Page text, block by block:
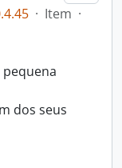
· Item ·
dos seus